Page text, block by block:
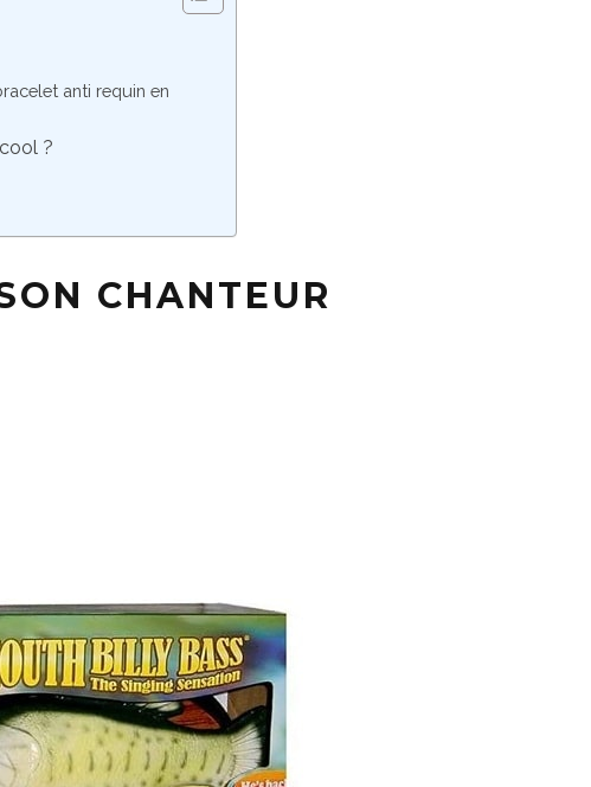
anti requin en
?
CHANTEUR